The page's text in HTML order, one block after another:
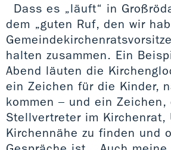
Dass es „läuft“ in
dem „guten Ruf, den wir
halten zusammen. Ein
Abend läuten die
ein Zeichen für die Kinder,
kommen – und ein
Stellvertreter im Kirchenrat,
Kirchennähe zu finden und